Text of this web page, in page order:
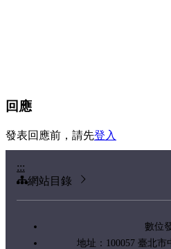
回應
發表回應前，請先登入
:::
網站目錄
數位
地址：100057 臺北